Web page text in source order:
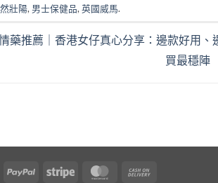
壯陽, 男士保健品,英國威馬.
藥推薦｜香港女仔真心分享：邊款好用、
買最穩陣
Visa PayPal Stripe MasterCard